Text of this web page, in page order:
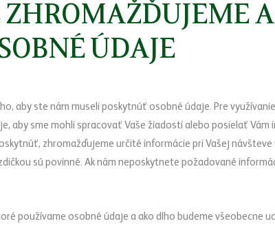
ZHROMAŽĎUJEME
ÚDAJE
aby ste nám museli poskytnúť osobné údaje. Pre
aby sme mohli spracovať Vaše žiadosti alebo posielať Vám
zhromažďujeme určité informácie pri Vašej návšteve
sú povinné. Ak nám neposkytnete požadované
používame osobné údaje a ako dlho budeme všeobecne